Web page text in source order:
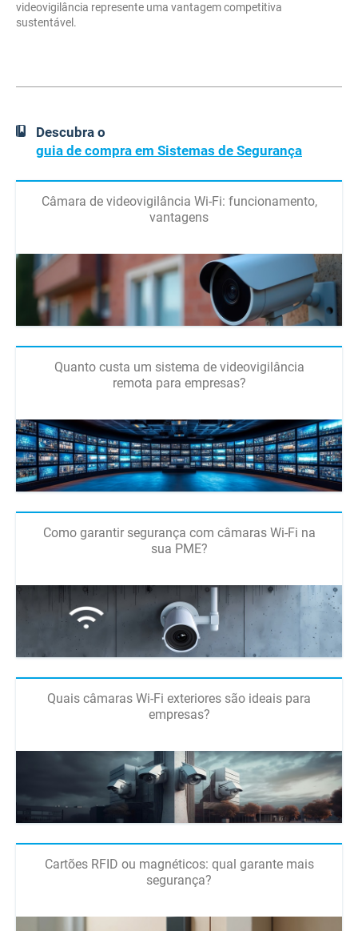
videovigilância represente uma vantagem competitiva
sustentável.
Descubra o
guia de compra em Sistemas de Segurança
Câmara de videovigilância Wi-Fi: funcionamento,
vantagens
Quanto custa um sistema de videovigilância
remota para empresas?
Como garantir segurança com câmaras Wi-Fi na
sua PME?
Quais câmaras Wi-Fi exteriores são ideais para
empresas?
Cartões RFID ou magnéticos: qual garante mais
segurança?